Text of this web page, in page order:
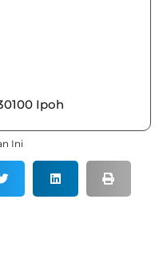
Ipoh
Ini